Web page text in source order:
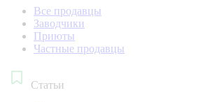
Все продавцы
Заводчики
Приюты
Частные продавцы
Статьи